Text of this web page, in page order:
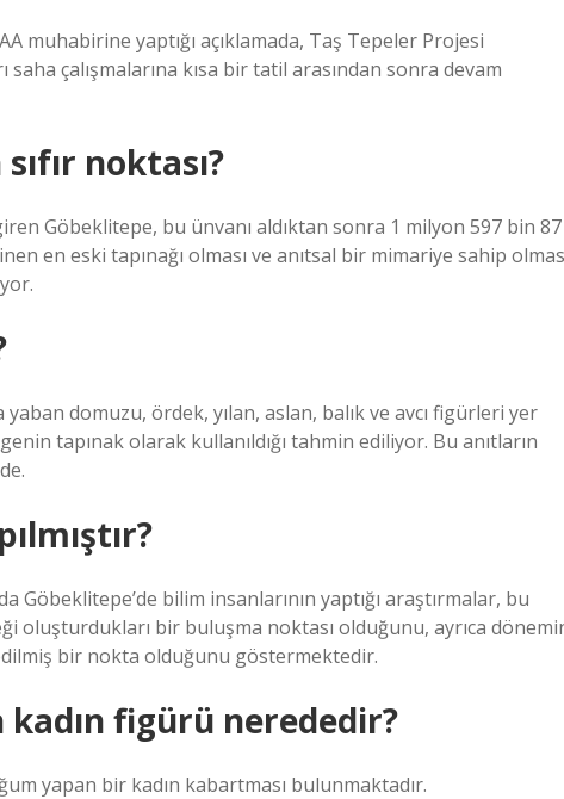
muhabirine yaptığı açıklamada, Taş Tepeler Projesi
saha çalışmalarına kısa bir tatil arasından sonra devam
noktası?
Göbeklitepe, bu ünvanı aldıktan sonra 1 milyon 597 bin 87
en eski tapınağı olması ve anıtsal bir mimariye sahip
yaban domuzu, ördek, yılan, aslan, balık ve avcı figürleri yer
tapınak olarak kullanıldığı tahmin ediliyor. Bu anıtların
bilim insanlarının yaptığı araştırmalar, bu
oluşturdukları bir buluşma noktası olduğunu, ayrıca
bir nokta olduğunu göstermektedir.
figürü nerededir?
yapan bir kadın kabartması bulunmaktadır.